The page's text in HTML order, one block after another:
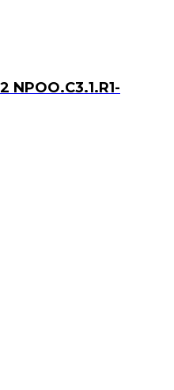
NPOO.C3.1.R1-